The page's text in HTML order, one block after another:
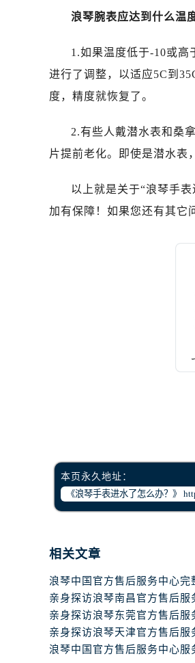
内蒙古自治区
黑龙江省大庆
黑龙江省鹤岗
黑龙江省鸡
黑龙江省佳木
黑龙江省七台
黑龙江省齐齐
黑龙江省双
黑龙江省伊
吉林省白城
吉林省白山
吉林省吉林
吉林省辽源
吉林省梅河
吉林省松原
吉林省通化
辽宁省鞍山
辽宁省本溪
辽宁省朝阳
辽宁省葫芦
辽宁省锦州
辽宁省辽阳市
辽宁省盘锦市
辽宁省铁岭
浪琴腕表应达到什么温
1.如果温度低于-10或高
进行了调整，以适应5C到
度，精度就恢复了。
2.有些人戴潜水表和桑
片提前老化。即使是潜水表
以上就是关于“浪琴手
加有保障！如果您还有其它
本页永久地址：
相关文章